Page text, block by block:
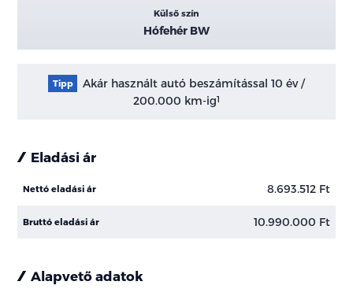
Külső szín
Hófehér BW
Tipp
Akár használt autó beszámítással 10 év /
200.000 km-ig1
Eladási ár
Nettó eladási ár 8.693.512 Ft
Bruttó eladási ár 10.990.000 Ft
Alapvető adatok